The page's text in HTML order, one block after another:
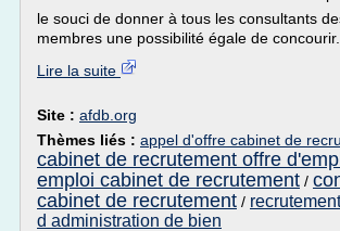
le souci de donner à tous les consultants
membres une possibilité égale de concourir...
Lire la suite
Site : afdb.org
Thèmes liés : appel d'offre cabinet de
cabinet de recrutement offre
emploi cabinet de recrutement /
cabinet de recrutement /
d administration de bien